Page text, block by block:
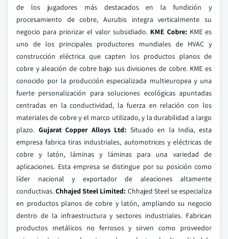
de los jugadores más destacados en la fundición y
procesamiento de cobre, Aurubis integra verticalmente su
negocio para priorizar el valor subsidiado. KME Cobre: KME es
uno de los principales productores mundiales de HVAC y
construcción eléctrica que capten los productos planos de
cobre y aleación de cobre bajo sus divisiones de cobre. KME es
conocido por la producción especializada multieuropea y una
fuerte personalización para soluciones ecológicas apuntadas
centradas en la conductividad, la fuerza en relación con los
materiales de cobre y el marco utilizado, y la durabilidad a largo
plazo. Gujarat Copper Alloys Ltd: Situado en la India, esta
empresa fabrica tiras industriales, automotrices y eléctricas de
cobre y latón, láminas y láminas para una variedad de
aplicaciones. Esta empresa se distingue por su posición como
líder nacional y exportador de aleaciones altamente
conductivas.Chhajed Steel Limited: Chhajed Steel se especializa
en productos planos de cobre y latón, ampliando su negocio
dentro de la infraestructura y sectores industriales. Fabrican
productos metálicos no ferrosos y sirven como proveedor